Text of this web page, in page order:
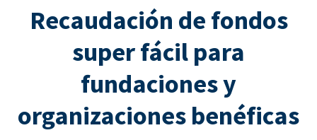
Recaudación de fondos
super fácil para
fundaciones y
organizaciones benéficas